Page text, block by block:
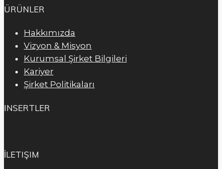
ÜRÜNLER
Hakkımızda
Vizyon & Misyon
Kurumsal Şirket Bilgileri
Kariyer
Şirket Politikaları
INSERTLER
İLETIŞIM